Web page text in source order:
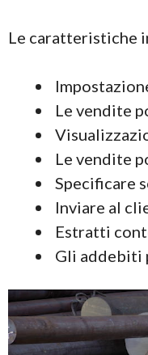
Le caratteristiche
Le vendite
Le vendite
Specificare
Inviare al
Estratti
Gli addebiti